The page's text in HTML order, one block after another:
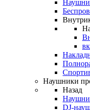
Наушники
Назад
DJ-